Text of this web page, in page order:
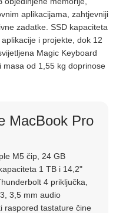
aplikacijama, zahtjevniji
zadatke. SSD kapaciteta
i projekte, dok 12
Magic Keyboard
masa od 1,55 kg doprinose
MacBook Pro
M5 čip, 24 GB
1 TB i 14,2"
4 priključka,
3,5 mm audio
raspored tastature čine